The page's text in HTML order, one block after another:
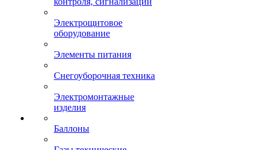
Электрощитовое
оборудование
Элементы питания
Снегоуборочная техника
Электромонтажные
изделия
Баллоны